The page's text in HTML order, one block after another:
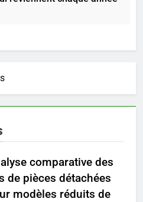
comparative des
de pièces détachées
modèles réduits de